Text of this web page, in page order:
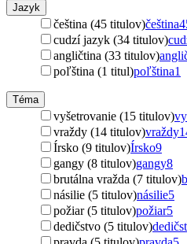
Jazyk
čeština (45 titulov)čeština
cudzí jazyk (34 titulov)
angličtina (33 titulov)
poľština (1 titul)poľština1
Téma
vyšetrovanie (15 titulov)
vraždy (14 titulov)vraždy
Írsko (9 titulov)Írsko9
gangy (8 titulov)gangy8
brutálna vražda (7 titulov)
násilie (5 titulov)násilie5
požiar (5 titulov)požiar5
dedičstvo (5 titulov)